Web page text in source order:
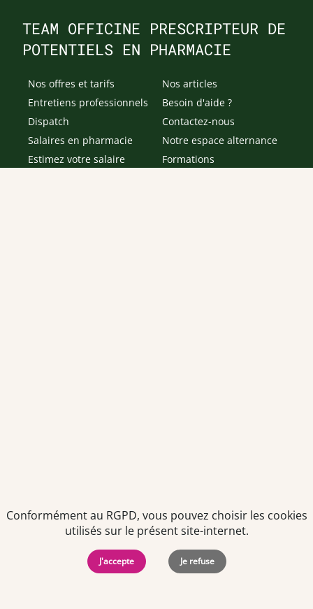
TEAM OFFICINE PRESCRIPTEUR DE
POTENTIELS EN PHARMACIE
Nos offres et tarifs
Entretiens professionnels
Dispatch
Salaires en pharmacie
Estimez votre salaire
Nos articles
Besoin d'aide ?
Contactez-nous
Notre espace alternance
Formations
Politiques de
protection des
Mentions Légales-
Copyright © 2026. Team
Conformément au RGPD, vous pouvez choisir les cookies
utilisés sur le présent site-internet.
J'accepte Je refuse